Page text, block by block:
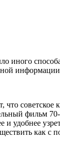
иного
что
фильм
и удобнее
как